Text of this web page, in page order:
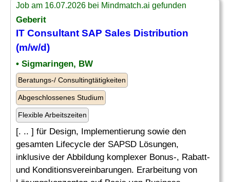
Job am 16.07.2026 bei Mindmatch.ai gefunden
Geberit
IT Consultant SAP Sales Distribution
(m/w/d)
• Sigmaringen, BW
Beratungs-/ Consultingtätigkeiten
Abgeschlossenes Studium
Flexible Arbeitszeiten
[. .. ] für Design, Implementierung sowie den
gesamten Lifecycle der SAPSD Lösungen,
inklusive der Abbildung komplexer Bonus-, Rabatt-
und Konditionsvereinbarungen. Erarbeitung von